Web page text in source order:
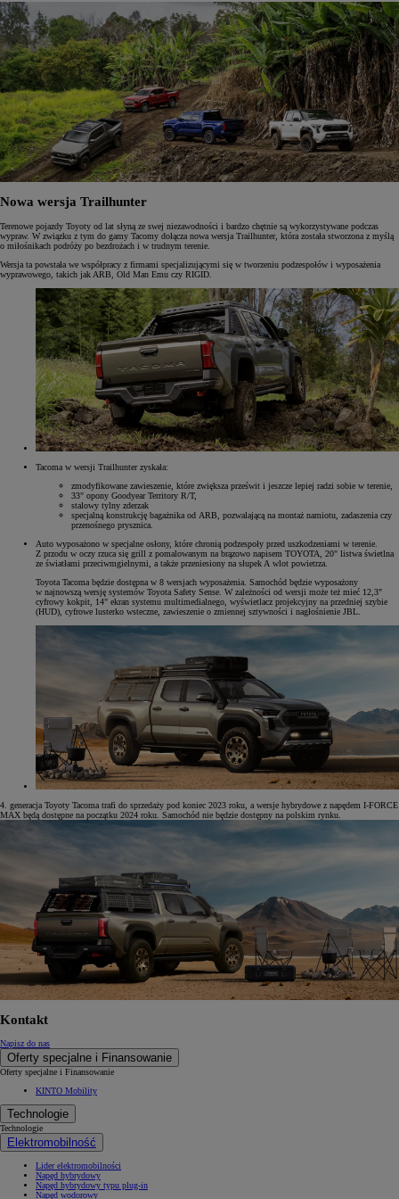
Nowa wersja Trailhunter
Terenowe pojazdy Toyoty od lat słyną ze swej niezawodności i bardzo chętnie są wykorzystywane podczas
wypraw. W związku z tym do gamy Tacomy dołącza nowa wersja Trailhunter, która została stworzona z myślą
o miłośnikach podróży po bezdrożach i w trudnym terenie.
Wersja ta powstała we współpracy z firmami specjalizującymi się w tworzeniu podzespołów i wyposażenia
wyprawowego, takich jak ARB, Old Man Emu czy RIGID.
Tacoma w wersji Trailhunter zyskała:
zmodyfikowane zawieszenie, które zwiększa prześwit i jeszcze lepiej radzi sobie w terenie,
33" opony Goodyear Territory R/T,
stalowy tylny zderzak
specjalną konstrukcję bagażnika od ARB, pozwalającą na montaż namiotu, zadaszenia czy
przenośnego prysznica.
Auto wyposażono w specjalne osłony, które chronią podzespoły przed uszkodzeniami w terenie.
Z przodu w oczy rzuca się grill z pomalowanym na brązowo napisem TOYOTA, 20" listwa świetlna
ze światłami przeciwmgielnymi, a także przeniesiony na słupek A wlot powietrza.
Toyota Tacoma będzie dostępna w 8 wersjach wyposażenia. Samochód będzie wyposażony
w najnowszą wersję systemów Toyota Safety Sense. W zależności od wersji może też mieć 12,3"
cyfrowy kokpit, 14" ekran systemu multimedialnego, wyświetlacz projekcyjny na przedniej szybie
(HUD), cyfrowe lusterko wsteczne, zawieszenie o zmiennej sztywności i nagłośnienie JBL.
4. generacja Toyoty Tacoma trafi do sprzedaży pod koniec 2023 roku, a wersje hybrydowe z napędem I-FORCE
MAX będą dostępne na początku 2024 roku. Samochód nie będzie dostępny na polskim rynku.
Kontakt
Napisz do nas
Oferty specjalne i Finansowanie
Oferty specjalne i Finansowanie
KINTO Mobility
Technologie
Technologie
Elektromobilność
Lider elektromobilności
Napęd hybrydowy
Napęd hybrydowy typu plug-in
Napęd wodorowy